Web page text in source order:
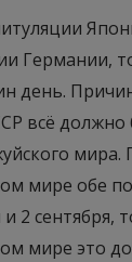
Германии,
день.
всё должно
мира.
мире обе
2 сентября,
мире это